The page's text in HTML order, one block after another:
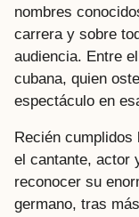
nombres
carrera y sobre
audiencia. Entre
cubana, quien
espectáculo en
Recién
el cantante, actor
reconocer su
germano, tras